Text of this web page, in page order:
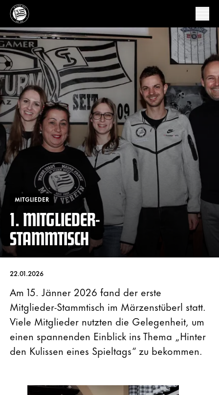
MITGLIEDER
1. MITGLIEDER-
STAMMTISCH
22.01.2026
Am 15. Jänner 2026 fand der erste
Mitglieder-Stammtisch im Märzenstüberl statt.
Viele Mitglieder nutzten die Gelegenheit, um
einen spannenden Einblick ins Thema „Hinter
den Kulissen eines Spieltags“ zu bekommen.